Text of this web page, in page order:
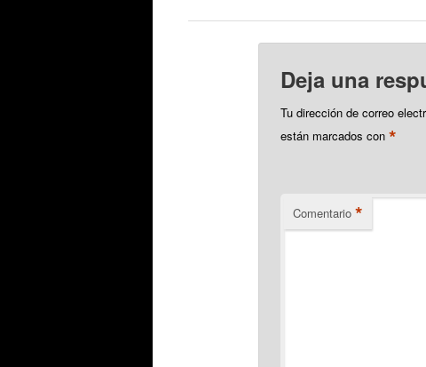
Deja una
Tu dirección de correo
están marcados con*
Comentario *